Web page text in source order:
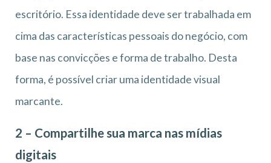
escritório. Essa identidade deve ser trabalhada em
cima das características pessoais do negócio, com
base nas convicções e forma de trabalho. Desta
forma, é possível criar uma identidade visual
marcante.
2 – Compartilhe sua marca nas mídias
digitais